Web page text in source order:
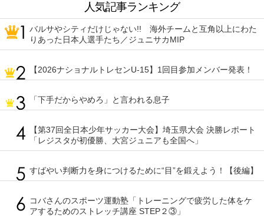
人気記事ランキング
バルサやシティだけじゃない!! 海外チームと互角以上にわた
りあった日本人選手たち／ジュニサカMIP
【2026ナショナルトレセンU-15】1回目参加メンバー発表！
「下手だからやめろ」と言われる息子
【第37回全日本少年サッカー大会】埼玉県大会 決勝レポート
「レジスタが初優勝、大宮ジュニアも全国へ」
すばやい判断力を身につけるために“目”を鍛えよう！【後編】
コバさんのスポーツ運動塾「トレーニングで疲労した体をケ
アするためのストレッチ講座 STEP２③」